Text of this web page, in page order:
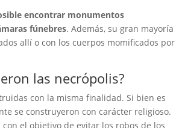
encontrar monumentos
fúnebres. Además, su gran mayoría
allí o con los cuerpos momificados por
las necrópolis?
con la misma finalidad. Si bien es
se construyeron con carácter religioso.
el objetivo de evitar los robos de los